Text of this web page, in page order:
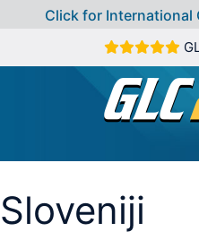
Click for International
Sloveniji